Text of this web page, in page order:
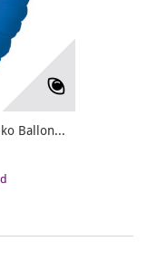
Ballon...